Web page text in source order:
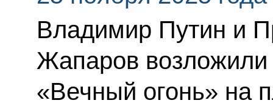
Владимир Путин и
Жапаров
«Вечный огонь» на